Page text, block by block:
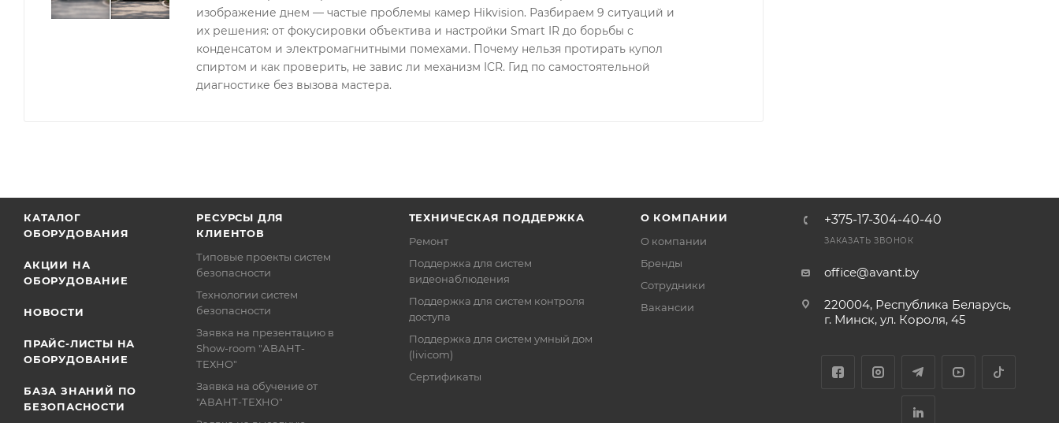
изображение днем — частые проблемы камер Hikvision. Разбираем 9 ситуаций и
их решения: от фокусировки объектива и настройки Smart IR до борьбы с
конденсатом и электромагнитными помехами. Почему нельзя протирать купол
спиртом и как проверить, не завис ли механизм ICR. Гид по самостоятельной
диагностике без вызова мастера.
КАТАЛОГ
ОБОРУДОВАНИЯ
АКЦИИ НА
ОБОРУДОВАНИЕ
НОВОСТИ
ПРАЙС-ЛИСТЫ НА
ОБОРУДОВАНИЕ
БАЗА ЗНАНИЙ ПО
БЕЗОПАСНОСТИ
РЕСУРСЫ ДЛЯ
КЛИЕНТОВ
Типовые проекты систем
безопасности
Технологии систем
безопасности
Заявка на презентацию в
Show-room "АВАНТ-
ТЕХНО"
Заявка на обучение от
"АВАНТ-ТЕХНО"
ТЕХНИЧЕСКАЯ ПОДДЕРЖКА
Ремонт
Поддержка для систем
видеонаблюдения
Поддержка для систем контроля
доступа
Поддержка для систем умный дом
(livicom)
Сертификаты
О КОМПАНИИ
О компании
Бренды
Сотрудники
Вакансии
+375-17-304-40-40
ЗАКАЗАТЬ ЗВОНОК
office@avant.by
220004, Республика Беларусь,
г. Минск, ул. Короля, 45